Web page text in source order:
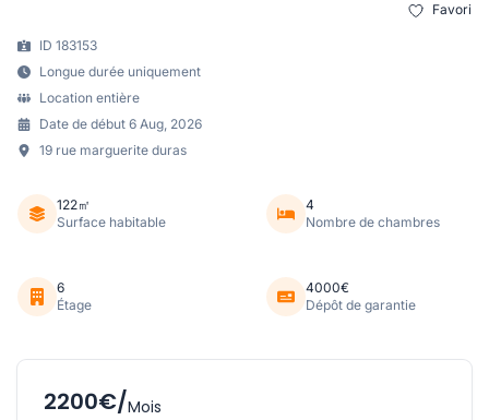
Favori
ID 183153
Longue durée uniquement
Location entière
Date de début 6 Aug, 2026
19 rue marguerite duras
122㎡
Surface habitable
4
Nombre de chambres
6
Étage
4000€
Dépôt de garantie
2200€/Mois